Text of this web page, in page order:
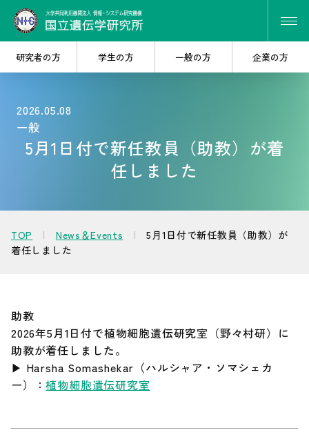
探したい
学びたい
知りたい
考えたい
Our Research（最新の研究成果）
お知らせ
遺伝研とは
研究者の方 学生の方 一般の方 企業の方
2026.05.08
一般
5月1日付で新任教員（助教）が着
任しました
TOP News＆Events
5月1日付で新任教員（助教）が
着任しました
助教
2026年5月1日付で植物細胞遺伝研究室（野々村研）に
助教が着任しました。
▶ Harsha Somashekar（ハルシャア・ソマシェカ
ー）：植物細胞遺伝研究室